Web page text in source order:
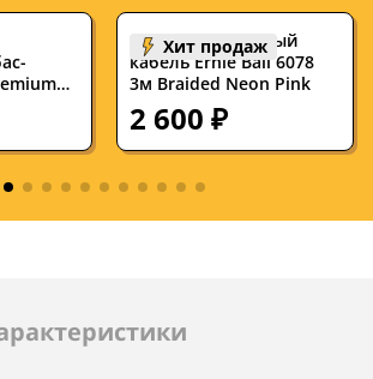
Gig
Хит продаж
Инструментальный
кабель Ernie Ball 6078
3м Braided Neon Pink
2 600 ₽